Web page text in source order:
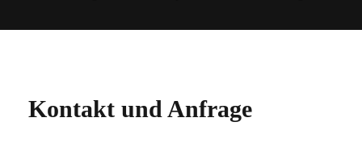
Kontakt und Anfrage